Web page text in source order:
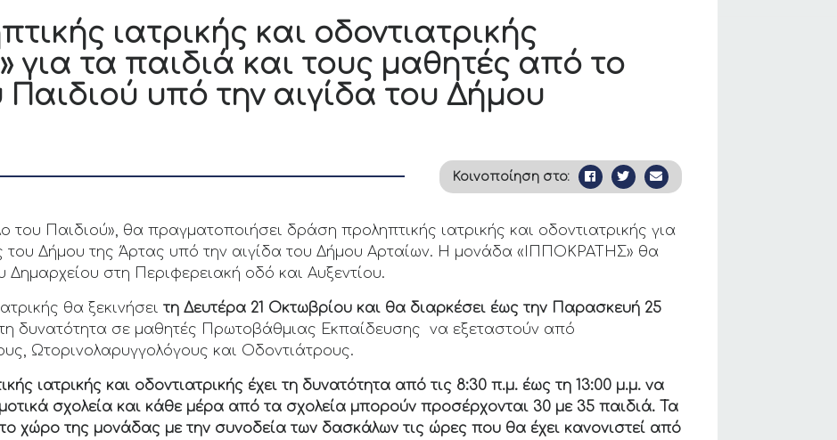
ιατρικής και οδοντιατρικής
για τα παιδιά και τους μαθητές από το
Παιδιού υπό την αιγίδα του Δήμου
Κοινοποίηση στο:
του Παιδιού», θα πραγματοποιήσει δράση προληπτικής ιατρικής και οδοντιατρικής για
του Δήμου της Άρτας υπό την αιγίδα του Δήμου Αρταίων. Η μονάδα «ΙΠΠΟΚΡΑΤΗΣ» θα
Δημαρχείου στη Περιφερειακή οδό και Αυξεντίου.
θα ξεκινήσειτη Δευτέρα 21 Οκτωβρίου και θα διαρκέσει έως την Παρασκευή 25
δυνατότητα σε μαθητές Πρωτοβάθμιας Εκπαίδευσης να εξεταστούν από
Ωτορινολαρυγγολόγους και Οδοντιάτρους.
ιατρικής και οδοντιατρικής έχει τη δυνατότητα από τις 8:30 π.μ. έως τη 13:00 μ.μ. να
σχολεία και κάθε μέρα από τα σχολεία μπορούν προσέρχονται 30 με 35 παιδιά. Τα
χώρο της μονάδας με την συνοδεία των δασκάλων τις ώρες που θα έχει κανονιστεί από